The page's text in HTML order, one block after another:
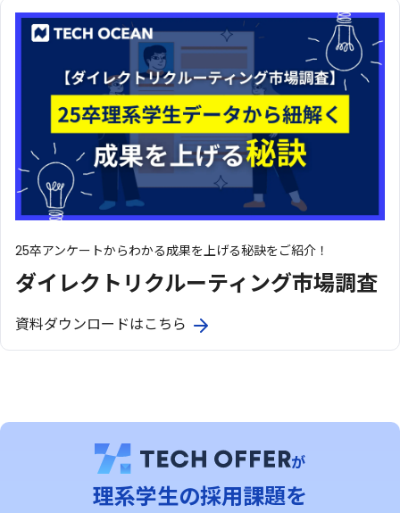
25卒アンケートからわかる成果を上げる秘訣をご紹介！
ダイレクトリクルーティング市場調査
資料ダウンロードはこちら
が
理系学⽣の採用課題を